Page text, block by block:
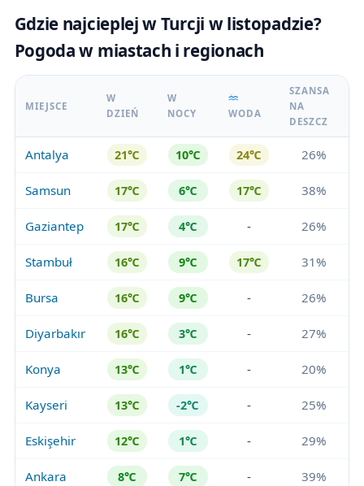
Gdzie najcieplej w Turcji w listopadzie?
Pogoda w miastach i regionach
MIEJSCE
W
DZIEŃ
W
NOCY
WODA
SZANSA
NA
DESZCZ
Antalya 21℃ 10℃ 24℃ 26%
Samsun 17℃ 6℃ 17℃ 38%
Gaziantep 17℃ 4℃ - 26%
Stambuł 16℃ 9℃ 17℃ 31%
Bursa 16℃ 9℃ - 26%
Diyarbakır 16℃ 3℃ - 27%
Konya 13℃ 1℃ - 20%
Kayseri 13℃ -2℃ - 25%
Eskişehir 12℃ 1℃ - 29%
Ankara 8℃ 7℃ - 39%